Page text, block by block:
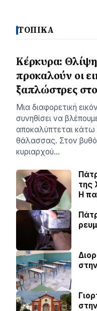
ΤΟΠΙΚΑ
Κέρκυρα:
προκαλούν οι
ξαπλώστρες
Μια διαφορετική
συνηθίσει να
αποκαλύπτεται κάτω
θάλασσας. Στον
κυριαρχού…
της
Η